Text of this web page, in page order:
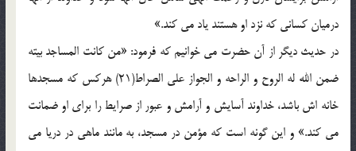
درمیان کسانی که نزد او هستند یاد می کند.»
در حدیث دیگر از آن حضرت می خوانیم که فرمود: «من کانت المساجد بیته
ضمن الله له الروح و الراحه و الجواز علی الصراط(21) هرکس که مسجدها
خانه اش باشد، خداوند آسایش و آرامش و عبور از صرایط را برای او ضمانت
می کند.» و این گونه است که مؤمن در مسجد، به مانند ماهی در دریا می